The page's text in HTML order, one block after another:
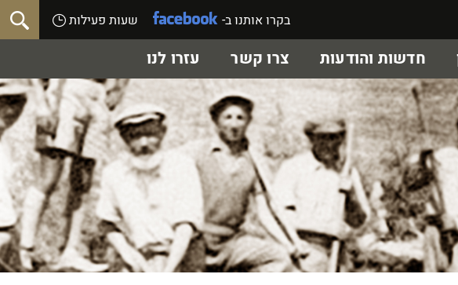
בקרו אותנו ב- שעות פעילות
חדשות והודעות צרו קשר עזרו לנו